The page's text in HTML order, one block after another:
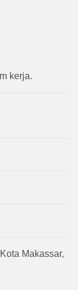
kerja.
Makassar,